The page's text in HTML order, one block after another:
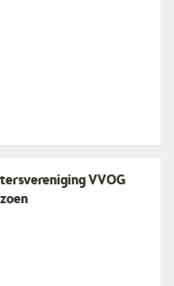
VVOG